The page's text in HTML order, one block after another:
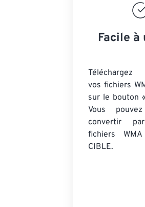
Facile
Téléchargez
vos fichiers
sur le bouton
Vous
convertir
fichiers WMA
CIBLE.